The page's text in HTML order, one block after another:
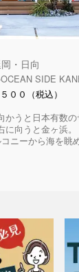
・日向
SIDE
００（税込）
かうと日本有数
に向うと金ヶ浜
ニーから海を眺